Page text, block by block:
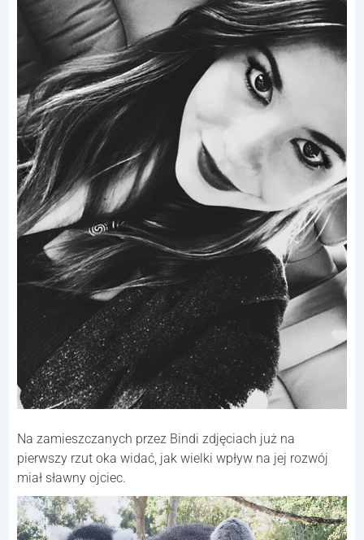
Na zamieszczanych przez Bindi zdjęciach już na
pierwszy rzut oka widać, jak wielki wpływ na jej rozwój
miał sławny ojciec.